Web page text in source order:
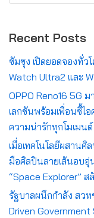
Recent Posts
ซัมซุง เปิดยอดจองทั่ว
Watch Ultra2 และ
OPPO Reno16 5G
เลกชันพร้อมเพื่อนซี้ไ
ความน่ารักทุกโมเมนต์
เมื่อเทคโนโลยีผสานศิ
มือศิลปินลายเส้นอบอุ่
“Space Explorer”
รัฐบาลผนึกกำลัง สวท
Driven Government